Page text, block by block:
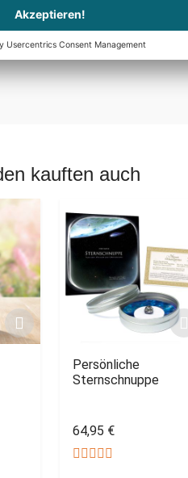
kauften auch
Persönliche
Sternschnuppe
64,95 €